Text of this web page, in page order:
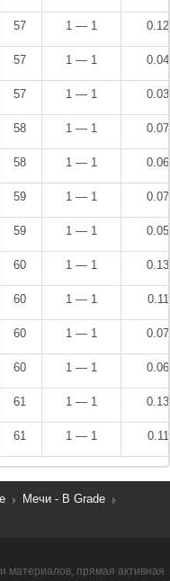
57 1 — 1
57 1 — 1
57 1 — 1
58 1 — 1
58 1 — 1
59 1 — 1
59 1 — 1
60 1 — 1
60 1 — 1
60 1 — 1
60 1 — 1
61 1 — 1
61 1 — 1
Мечи - B Grade
материалов, прямая активная